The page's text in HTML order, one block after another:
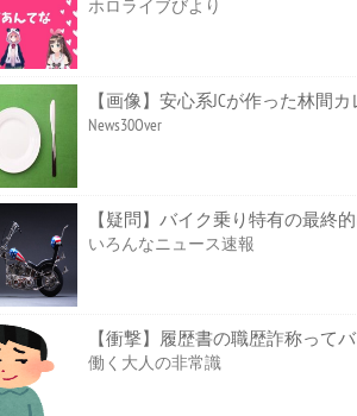
ホロライブびより
News30Over
いろんなニュース速報
【衝撃】履歴書の職歴詐称って
働く大人の非常識